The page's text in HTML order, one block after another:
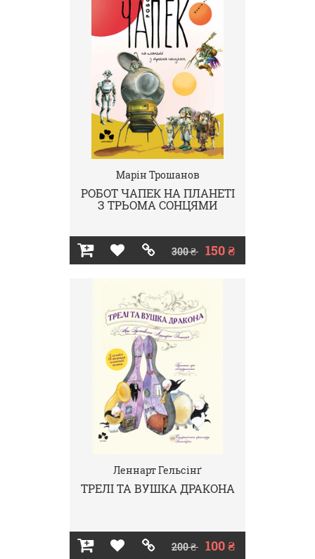
Марін Трошанов
РОБОТ ЧАПЕК НА ПЛАНЕТІ
З ТРЬОМА СОНЦЯМИ
300 ₴ 150 ₴
Леннарт Гельсінґ
ТРЕЛІ ТА ВУШКА ДРАКОНА
200 ₴ 100 ₴